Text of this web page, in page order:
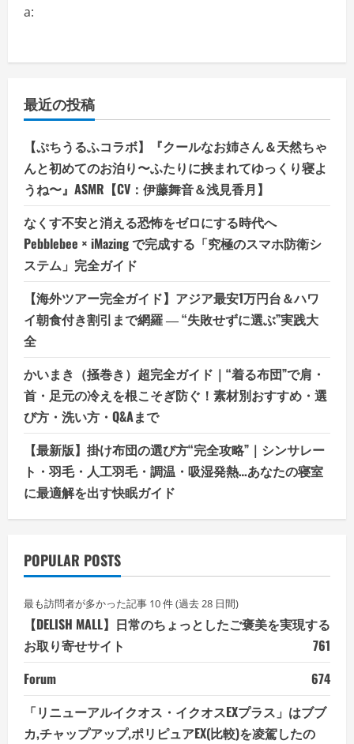
a:
最近の投稿
【ぷちうるふコラボ】『クールなお姉さん＆天然ちゃ
んと初めてのお泊り〜ふたりに挟まれてゆっくり寝よ
うね〜』ASMR【CV：伊藤舞音＆浅見香月】
なくす不安と消える恐怖をゼロにする時代へ
Pebblebee × iMazing で完成する「究極のスマホ防衛シ
ステム」完全ガイド
【海外ツアー完全ガイド】アジア最安1万円台＆ハワ
イ朝食付き割引まで網羅 ― “失敗せずに選ぶ”実践大
全
かいまき（掻巻き）超完全ガイド｜“着る布団”で肩・
首・足元の冷えを根こそぎ防ぐ！素材別おすすめ・選
び方・洗い方・Q&Aまで
【最新版】掛け布団の選び方“完全攻略”｜シンサレー
ト・羽毛・人工羽毛・調温・吸湿発熱…あなたの寝室
に最適解を出す快眠ガイド
POPULAR POSTS
最も訪問者が多かった記事 10 件 (過去 28 日間)
【DELISH MALL】日常のちょっとしたご褒美を実現する
お取り寄せサイト
761
Forum
674
「リニューアルイクオス・イクオスEXプラス」はブブ
カ,チャップアップ,ポリピュアEX(比較)を凌駕したの